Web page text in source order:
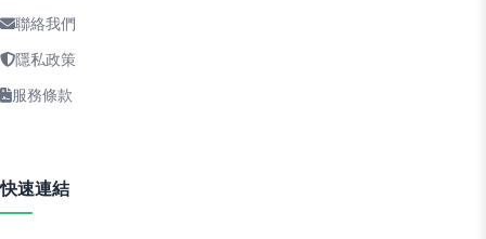
聯絡我們
隱私政策
服務條款
快速連結